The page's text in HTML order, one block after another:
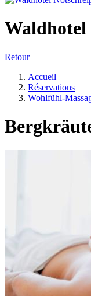
Waldhotel
Retour
Accueil
Réservations
Wohlfühl-